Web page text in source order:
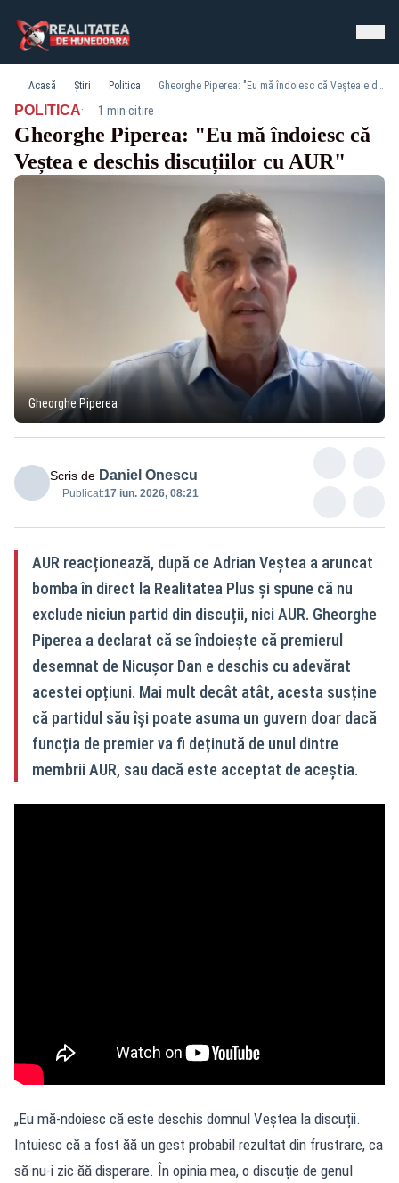
Acasă Știri Politica Gheorghe Piperea: "Eu mă îndoiesc că Veștea e deschis discuțiilor cu AUR"
POLITICA· 1 min citire
Gheorghe Piperea: "Eu mă îndoiesc că
Veștea e deschis discuțiilor cu AUR"
Gheorghe Piperea
Scris de Daniel Onescu
Publicat:17 iun. 2026, 08:21
AUR reacționează, după ce Adrian Veștea a aruncat
bomba în direct la Realitatea Plus și spune că nu
exclude niciun partid din discuții, nici AUR. Gheorghe
Piperea a declarat că se îndoiește că premierul
desemnat de Nicușor Dan e deschis cu adevărat
acestei opțiuni. Mai mult decât atât, acesta susține
că partidul său își poate asuma un guvern doar dacă
funcția de premier va fi deținută de unul dintre
membrii AUR, sau dacă este acceptat de aceștia.
„Eu mă-ndoiesc că este deschis domnul Veștea la discuții.
Intuiesc că a fost ăă un gest probabil rezultat din frustrare, ca
să nu-i zic ăă disperare. În opinia mea, o discuție de genul